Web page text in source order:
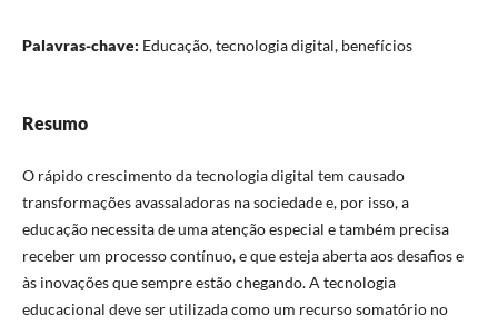
Palavras-chave: Educação, tecnologia digital, benefícios
Resumo
O rápido crescimento da tecnologia digital tem causado
transformações avassaladoras na sociedade e, por isso, a
educação necessita de uma atenção especial e também precisa
receber um processo contínuo, e que esteja aberta aos desafios e
às inovações que sempre estão chegando. A tecnologia
educacional deve ser utilizada como um recurso somatório no